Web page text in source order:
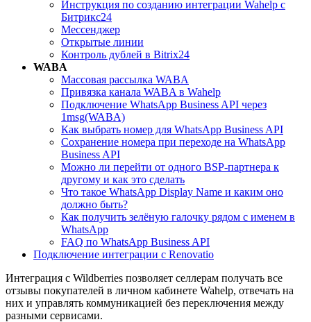
Инструкция по созданию интеграции Wahelp c
Битрикс24
Мессенджер
Открытые линии
Контроль дублей в Bitrix24
WABA
Массовая рассылка WABA
Привязка канала WABA в Wahelp
Подключение WhatsApp Business API через
1msg(WABA)
Как выбрать номер для WhatsApp Business API
Сохранение номера при переходе на WhatsApp
Business API
Можно ли перейти от одного BSP-партнера к
другому и как это сделать
Что такое WhatsApp Display Name и каким оно
должно быть?
Как получить зелёную галочку рядом с именем в
WhatsApp
FAQ по WhatsApp Business API
Подключение интеграции с Renovatio
Интеграция с Wildberries позволяет селлерам получать все
отзывы покупателей в личном кабинете Wahelp, отвечать на
них и управлять коммуникацией без переключения между
разными сервисами.